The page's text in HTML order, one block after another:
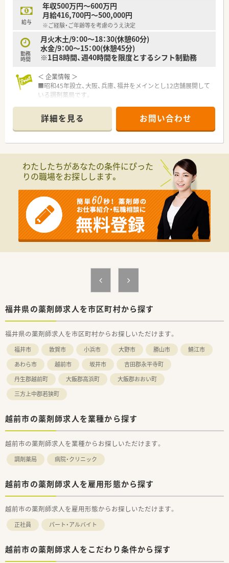
給与
年収500万円～600万円
月給416,700円～500,000円
※ご経験・ご年齢等を考慮のうえ決定
勤務
時間
月火木土/9：00～18：30(休憩60分)
水金/9：00～15：00(休憩45分)
※1日8時間、週40時間を限度とするシフト制勤務
＜ 企業情報 ＞
■昭和45年設立、大阪、兵庫、福井をメインとし12店舗展開して
いる調剤薬局です。
で社員がアイデアを提案し、改善すべき点はすぐに行動に移され
ている企業です
＜ 薬局情報 ＞
■病院門前で、幅広い処方箋に対応できます！枚数は約40枚/日
です
＜ オススメポイント ＞
■～18時半までの店舗ですので、お仕事終わりの時間も充実さ
せたい方にオススメです
■年俸制！最大600万円も検討可能です！
■完全週休2日、年次有給休暇の取得率も高く、無理なく安心し
て働けます！そのため薬剤師の定着率が非常に高いです。
詳細を見る お問い合わせ
わたしたちがあなたの条件にぴった
りの職場をお探しします。
福井県の薬剤師求人を市区町村から探す
福井県の薬剤師求人を市区町村からお探しいただけます。
福井市 敦賀市 小浜市 大野市 勝山市
鯖江市
あわら市
越前市 坂井市
吉田郡永平寺町
丹生郡越前町
大飯郡高浜町
大飯郡おおい町
三方上中郡若狭町
越前市の薬剤師求人を業種から探す
越前市の薬剤師求人を業種からお探しいただけます。
調剤薬局 病院・クリニック
越前市の薬剤師求人を雇用形態から探す
越前市の薬剤師求人を雇用形態からお探しいただけます。
正社員 パート・アルバイト
越前市の薬剤師求人をこだわり条件から探す